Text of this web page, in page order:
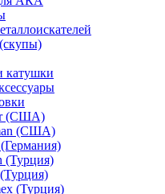
катушки
(США)
(США)
(Турция)
(Турция)